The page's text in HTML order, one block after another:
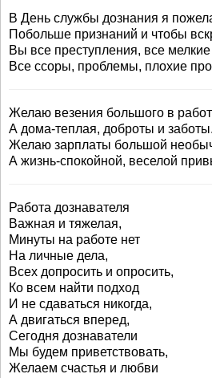
В День службы дознания я
Побольше признаний и чтобы
Вы все преступления, все
Все ссоры, проблемы, плохие
Желаю везения большого в
А дома-теплая, доброты и заботы.
Желаю зарплаты большой
А жизнь-спокойной, веселой
Работа дознавателя
Важная и тяжелая,
Минуты на работе нет
На личные дела,
Всех допросить и опросить,
Ко всем найти подход
И не сдаваться никогда,
А двигаться вперед,
Сегодня дознаватели
Мы будем приветствовать,
Желаем счастья и любви